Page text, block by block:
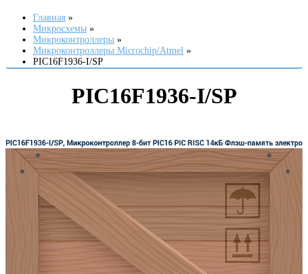
Главная
Микросхемы
Микроконтроллеры
Микроконтроллеры Microchip/Atmel
PIC16F1936-I/SP
PIC16F1936-I/SP